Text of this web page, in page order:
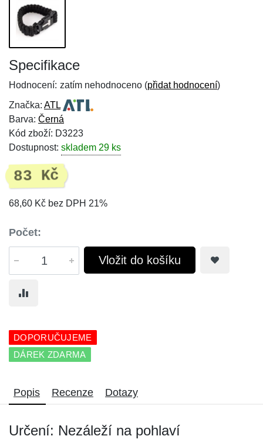
Specifikace
Hodnocení: zatím nehodnoceno (přidat hodnocení)
Značka: ATL
Barva: Černá
Kód zboží: D3223
Dostupnost: skladem 29 ks
83 Kč
68,60 Kč bez DPH 21%
Počet:
Vložit do košíku
DOPORUČUJEME
DÁREK ZDARMA
Popis Recenze Dotazy
Určení: Nezáleží na pohlaví